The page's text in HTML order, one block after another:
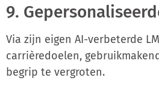
9.
Via zijn eigen AI-verbeterde
carrièredoelen,
begrip te vergroten.